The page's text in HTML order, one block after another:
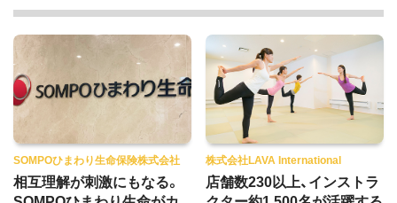
SOMPOひまわり生命保険株式会社
相互理解が刺激にもなる。
株式会社LAVA International
店舗数230以上、インストラ